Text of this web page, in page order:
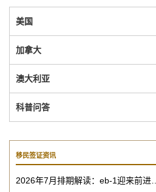
美国
加拿大
澳大利亚
科普问答
移民签证资讯
2026年7月排期解读：eb-1迎来前进…